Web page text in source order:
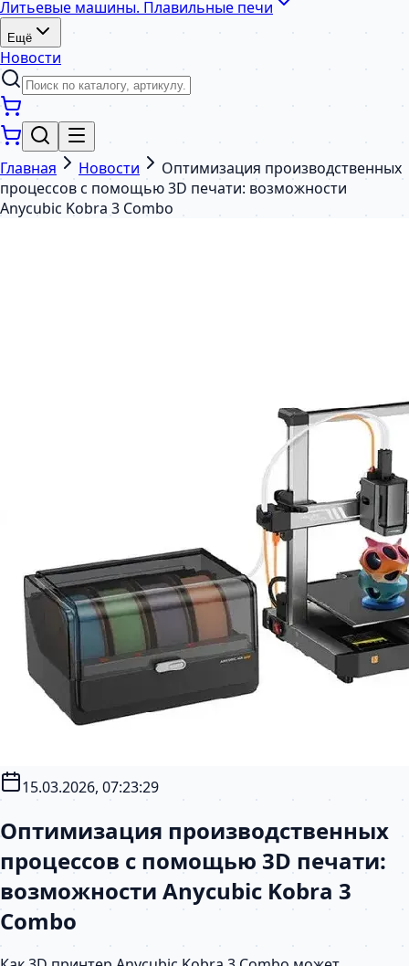
Литьевые машины. Плавильные печи
Ещё
Новости
Главная Новости
Оптимизация производственных
процессов с помощью 3D печати: возможности
Anycubic Kobra 3 Combo
15.03.2026, 07:23:29
Оптимизация производственных
процессов с помощью 3D печати:
возможности Anycubic Kobra 3
Combo